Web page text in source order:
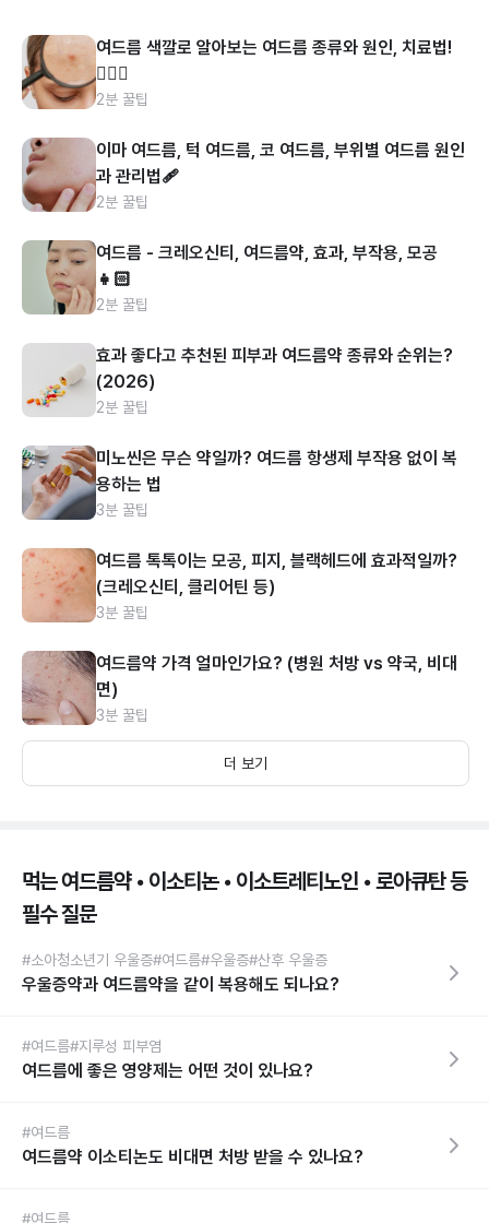
여드름 색깔로 알아보는 여드름 종류와 원인, 치료법!
👩🏻‍⚕️
2분 꿀팁
이마 여드름, 턱 여드름, 코 여드름, 부위별 여드름 원인
과 관리법🩹
2분 꿀팁
여드름 - 크레오신티, 여드름약, 효과, 부작용, 모공
👧🏻
2분 꿀팁
효과 좋다고 추천된 피부과 여드름약 종류와 순위는?
(2026)
2분 꿀팁
미노씬은 무슨 약일까? 여드름 항생제 부작용 없이 복
용하는 법
3분 꿀팁
여드름 톡톡이는 모공, 피지, 블랙헤드에 효과적일까?
(크레오신티, 클리어틴 등)
3분 꿀팁
여드름약 가격 얼마인가요? (병원 처방 vs 약국, 비대
면)
3분 꿀팁
더 보기
먹는 여드름약 • 이소티논 • 이소트레티노인 • 로아큐탄 등
필수 질문
#소아청소년기 우울증#여드름#우울증#산후 우울증
우울증약과 여드름약을 같이 복용해도 되나요?
#여드름#지루성 피부염
여드름에 좋은 영양제는 어떤 것이 있나요?
#여드름
여드름약 이소티논도 비대면 처방 받을 수 있나요?
#여드름